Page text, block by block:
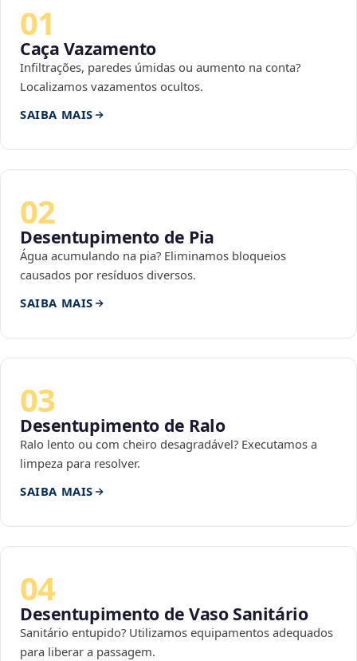
01
Caça Vazamento
Infiltrações, paredes úmidas ou aumento na conta?
Localizamos vazamentos ocultos.
SAIBA MAIS
02
Desentupimento de Pia
Água acumulando na pia? Eliminamos bloqueios
causados por resíduos diversos.
SAIBA MAIS
03
Desentupimento de Ralo
Ralo lento ou com cheiro desagradável? Executamos a
limpeza para resolver.
SAIBA MAIS
04
Desentupimento de Vaso Sanitário
Sanitário entupido? Utilizamos equipamentos adequados
para liberar a passagem.